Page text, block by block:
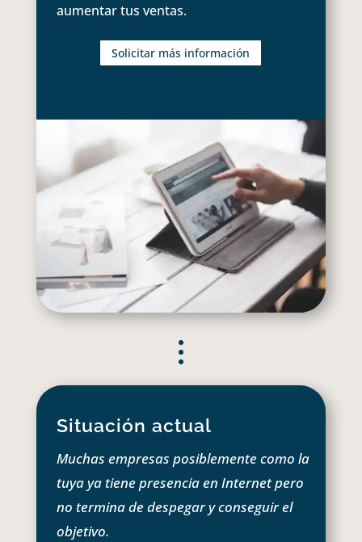
aumentar tus ventas.
Solicitar más información
Situación actual
Muchas empresas posiblemente como la
tuya ya tiene presencia en Internet pero
no termina de despegar y conseguir el
objetivo.